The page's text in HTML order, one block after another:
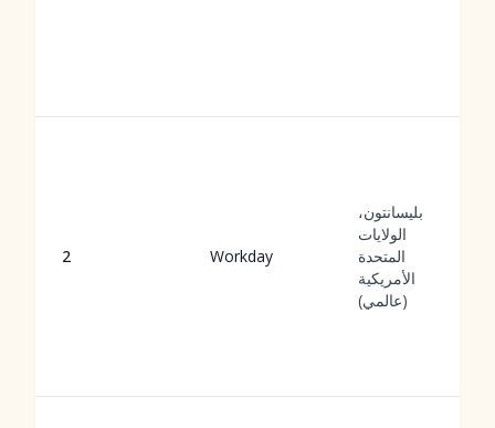
2 Workday
بليسانتون،
الولايات
المتحدة
الأمريكية
(عالمي)